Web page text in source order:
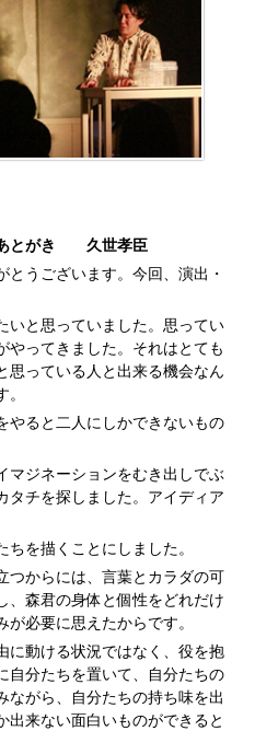
あとがき 久世孝臣
うございます。今回、演出・
いと思っていました。思ってい
やってきました。それはとても
思っている人と出来る機会なん
やると二人にしかできないもの
マジネーションをむき出しでぶ
タチを探しました。アイディア
を描くことにしました。
つからには、言葉とカラダの可
、森君の身体と個性をどれだけ
必要に思えたからです。
に動ける状況ではなく、役を抱
自分たちを置いて、自分たちの
ながら、自分たちの持ち味を出
出来ない面白いものができると